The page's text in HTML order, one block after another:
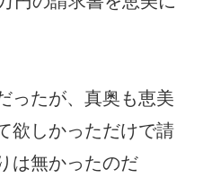
ったが、真奥も恵美
欲しかっただけで請
は無かったのだ